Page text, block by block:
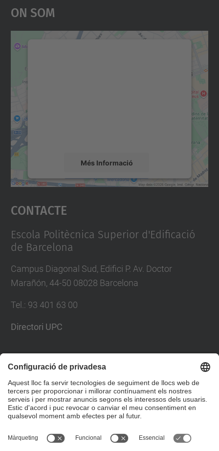
On Som
Més Informació
Accepta
powered by
Contacte
Escola Politècnica Superior d'Edificació
de Barcelona
Campus Diagonal Sud, Edifici P. Av. Doctor
Marañón, 44-50 08028 Barcelona
Tel. : 93 401 63 00
Directori UPC
Formulari de contacte
Llista Xarxes Socials